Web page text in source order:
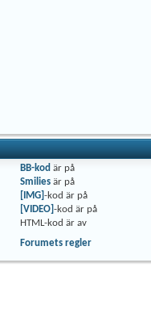
BB-kod är på
Smilies är på
[IMG]-kod är på
[VIDEO]-kod är på
HTML-kod är av
Forumets regler